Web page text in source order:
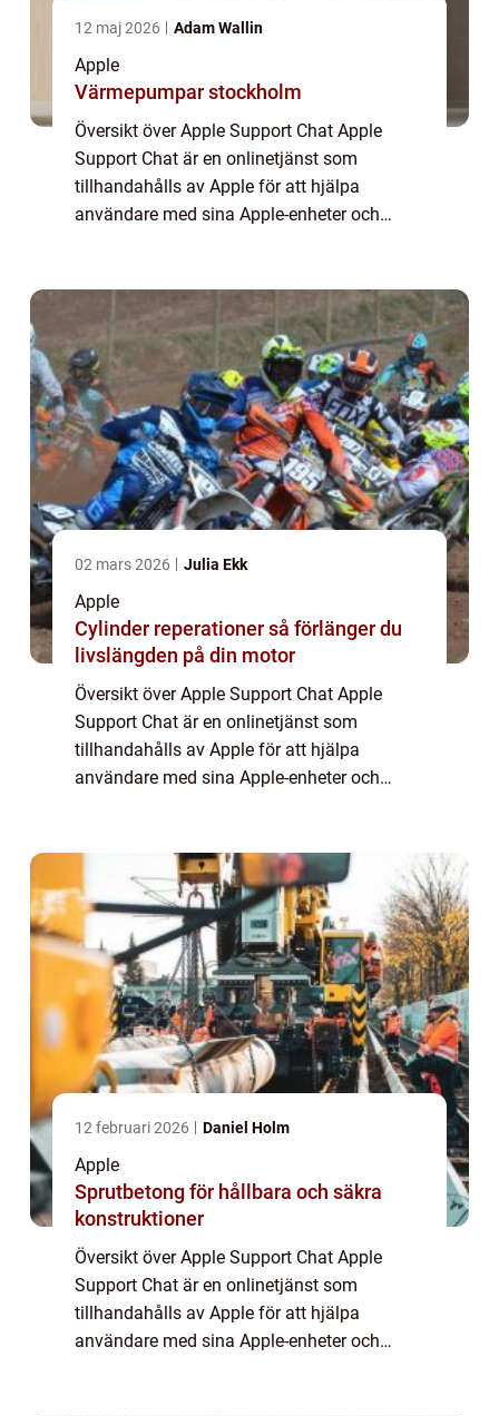
12 maj 2026 Adam Wallin
Apple
Värmepumpar stockholm
Översikt över Apple Support Chat Apple
Support Chat är en onlinetjänst som
tillhandahålls av Apple för att hjälpa
användare med sina Apple-enheter och
kommunicera med Apple-supp...
02 mars 2026 Julia Ekk
Apple
Cylinder reperationer så förlänger du
livslängden på din motor
Översikt över Apple Support Chat Apple
Support Chat är en onlinetjänst som
tillhandahålls av Apple för att hjälpa
användare med sina Apple-enheter och
kommunicera med Apple-supp...
12 februari 2026 Daniel Holm
Apple
Sprutbetong för hållbara och säkra
konstruktioner
Översikt över Apple Support Chat Apple
Support Chat är en onlinetjänst som
tillhandahålls av Apple för att hjälpa
användare med sina Apple-enheter och